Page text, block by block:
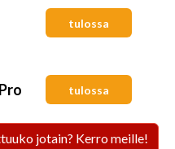
tulossa
tulossa
jotain? Kerro meille!